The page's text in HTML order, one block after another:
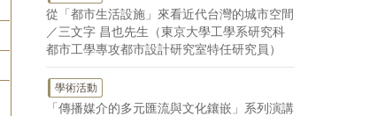
從「都市生活設施」來看近代台灣的城市空間
／三文字 昌也先生（東京大學工學系研究科
都市工學專攻都市設計研究室特任研究員）
學術活動
「傳播媒介的多元匯流與文化鑲嵌」系列演講